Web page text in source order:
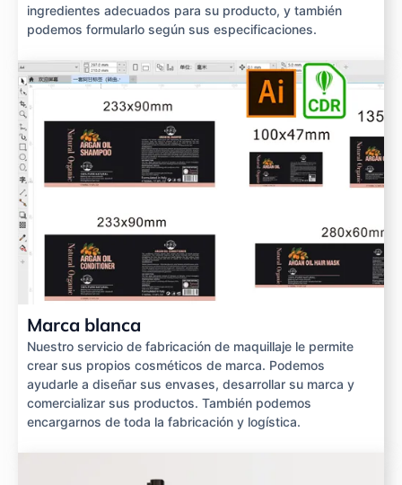
ingredientes adecuados para su producto, y también
podemos formularlo según sus especificaciones.
Marca blanca
Nuestro servicio de fabricación de maquillaje le permite
crear sus propios cosméticos de marca. Podemos
ayudarle a diseñar sus envases, desarrollar su marca y
comercializar sus productos. También podemos
encargarnos de toda la fabricación y logística.